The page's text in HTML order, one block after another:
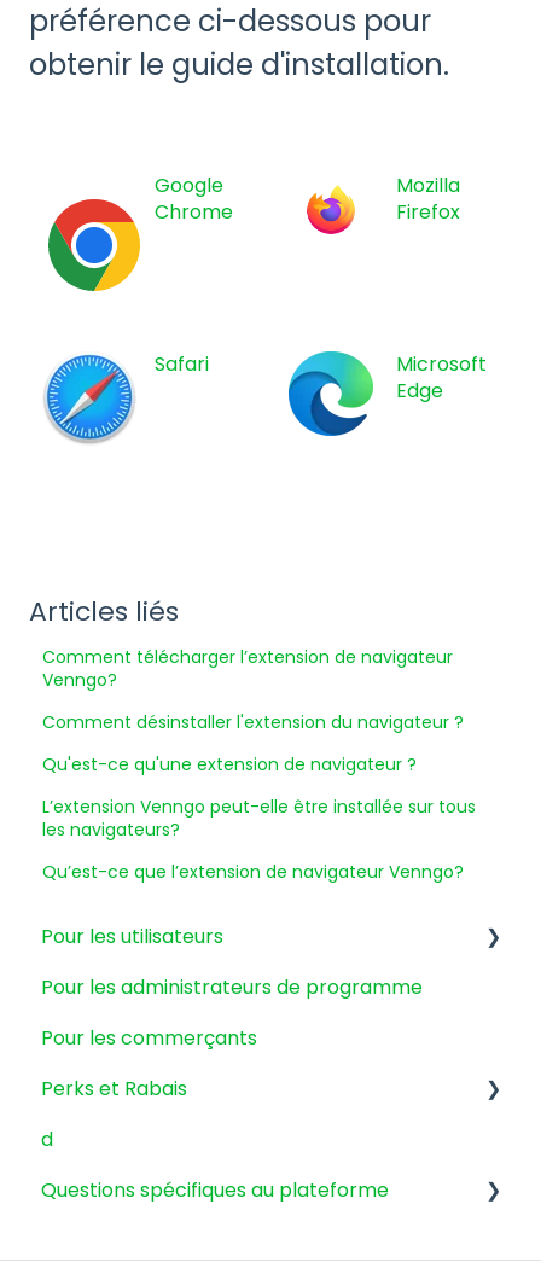
préférence ci-dessous pour
obtenir le guide d'installation.
Google
Chrome
Mozilla
Firefox
Safari
Microsoft
Edge
Articles liés
Comment télécharger l’extension de navigateur
Venngo?
Comment désinstaller l'extension du navigateur ?
Qu'est-ce qu'une extension de navigateur ?
L’extension Venngo peut-elle être installée sur tous
les navigateurs?
Qu’est-ce que l’extension de navigateur Venngo?
Pour les utilisateurs
Gestion de compte
Courriels et promotions
Facturations et paiements
Pour les administrateurs de programme
Pour les commerçants
Perks et Rabais
GoodLife Fitness
d
Questions spécifiques au plateforme